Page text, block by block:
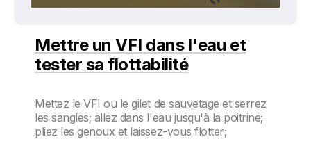
Mettre un VFI dans l'eau et
tester sa flottabilité
Mettez le VFI ou le gilet de sauvetage et serrez
les sangles; allez dans l'eau jusqu'à la poitrine;
pliez les genoux et laissez-vous flotter;